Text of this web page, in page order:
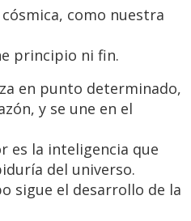
como nuestra
principio ni fin.
en punto determinado,
y se une en el
es la inteligencia que
del universo.
sigue el desarrollo de la